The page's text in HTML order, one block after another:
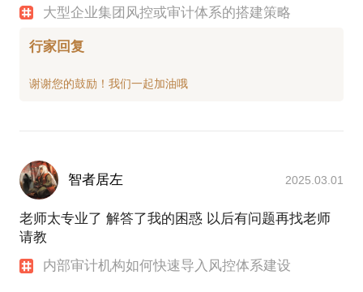
大型企业集团风控或审计体系的搭建策略
行家回复
智者居左 2025.03.01
老师太专业了 解答了我的困惑 以后有问题再找老师
请教
内部审计机构如何快速导入风控体系建设